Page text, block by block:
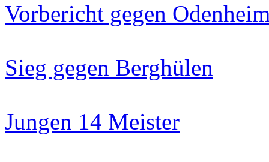
Vorbericht gegen
Sieg gegen Berghülen
Jungen 14 Meister